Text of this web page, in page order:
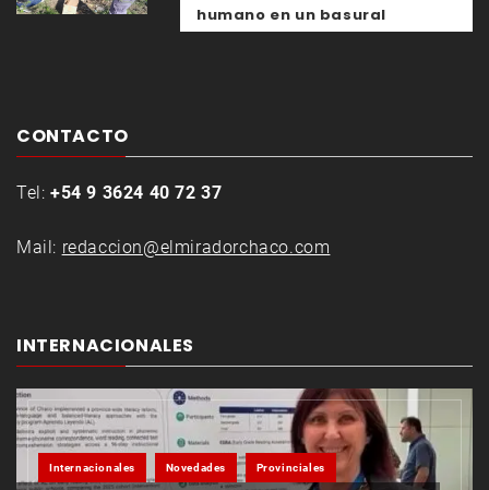
humano en un basural
CONTACTO
Tel: +54 9 3624 40 72 37
Mail: redaccion@elmiradorchaco.com
INTERNACIONALES
Internacionales Novedades Provinciales